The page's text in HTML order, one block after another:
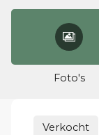
Foto's
Verkocht